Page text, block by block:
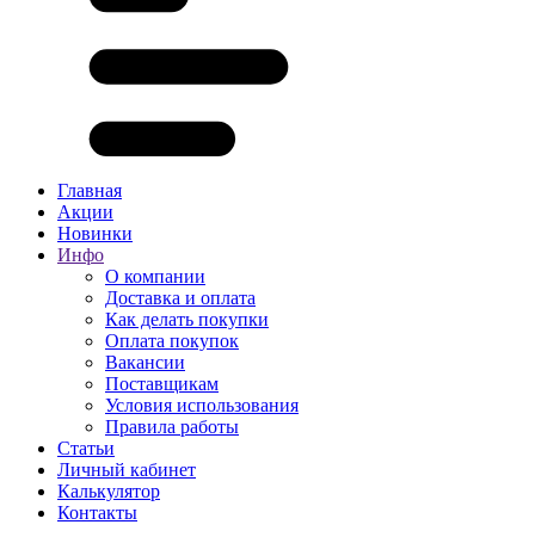
Главная
Акции
Новинки
Инфо
О компании
Доставка и оплата
Как делать покупки
Оплата покупок
Вакансии
Поставщикам
Условия использования
Правила работы
Статьи
Личный кабинет
Калькулятор
Контакты